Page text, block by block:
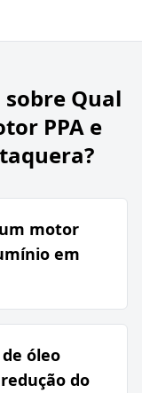
sobre Qual
PPA e
motor
em
óleo
do